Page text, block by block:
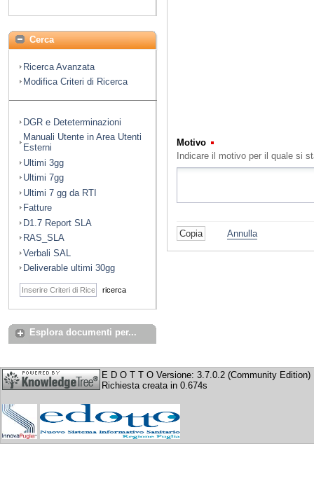
Cerca
Ricerca Avanzata
Modifica Criteri di Ricerca
DGR e Deteterminazioni
Manuali Utente in Area Utenti
Esterni
Ultimi 3gg
Ultimi 7gg
Ultimi 7 gg da RTI
Fatture
D1.7 Report SLA
RAS_SLA
Verbali SAL
Deliverable ultimi 30gg
ricerca
Esplora documenti per...
Motivo
Indicare il motivo per il quale si
Annulla
E D O T T O Versione: 3.7.0.2 (Community Edition)
Richiesta creata in 0.674s